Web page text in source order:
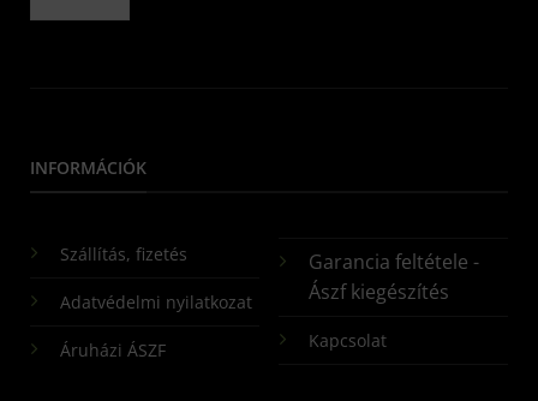
INFORMÁCIÓK
Szállítás, fizetés
Adatvédelmi nyilatkozat
Áruházi ÁSZF
Garancia feltétele -
Ászf kiegészítés
Kapcsolat